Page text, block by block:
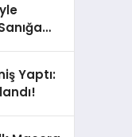
Yaptı: